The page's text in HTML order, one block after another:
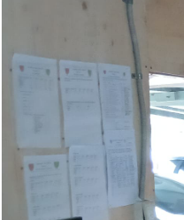
D6 Realiza Mini
DIVCSI-D6 Unidade de
A Divisão de
membros que atuam
duração de dois meses.
Durante o